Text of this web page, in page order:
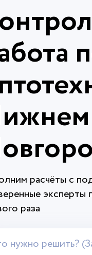
расчёты с
эксперты
раза